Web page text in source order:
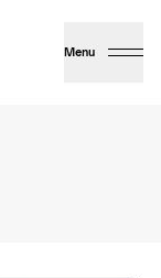
Menu